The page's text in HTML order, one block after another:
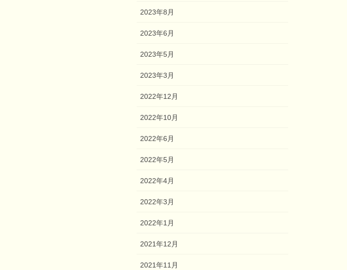
2023年8月
2023年6月
2023年5月
2023年3月
2022年12月
2022年10月
2022年6月
2022年5月
2022年4月
2022年3月
2022年1月
2021年12月
2021年11月